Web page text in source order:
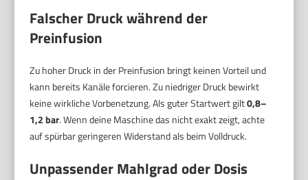
Falscher Druck während der
Preinfusion
Zu hoher Druck in der Preinfusion bringt keinen Vorteil und
kann bereits Kanäle forcieren. Zu niedriger Druck bewirkt
keine wirkliche Vorbenetzung. Als guter Startwert gilt0,8–
1,2 bar. Wenn deine Maschine das nicht exakt zeigt, achte
auf spürbar geringeren Widerstand als beim Volldruck.
Unpassender Mahlgrad oder Dosis